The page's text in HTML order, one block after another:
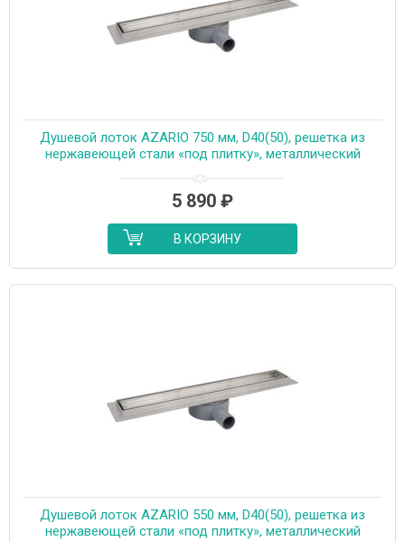
Душевой лоток AZARIO 750 мм, D40(50), решетка из
нержавеющей стали «под плитку», металлический
(AZT3TILE750)
5 890 ₽
В КОРЗИНУ
Душевой лоток AZARIO 550 мм, D40(50), решетка из
нержавеющей стали «под плитку», металлический